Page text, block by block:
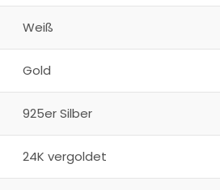
Weiß
Gold
925er Silber
24K vergoldet